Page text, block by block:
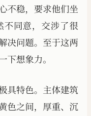
不稳，要求他们坐
同意，交涉了很
决问题。至于这两
想象力。
具特色。主体建筑
色之间，厚重、沉